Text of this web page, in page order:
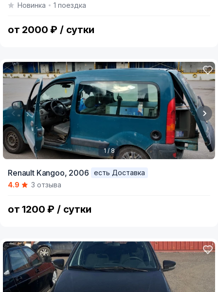
of
Новинка
1 поездка
от 2000 ₽ / сутки
of
1 / 8
Renault Kangoo, 2006
есть Доставка
4.9
3 отзыва
от 1200 ₽ / сутки